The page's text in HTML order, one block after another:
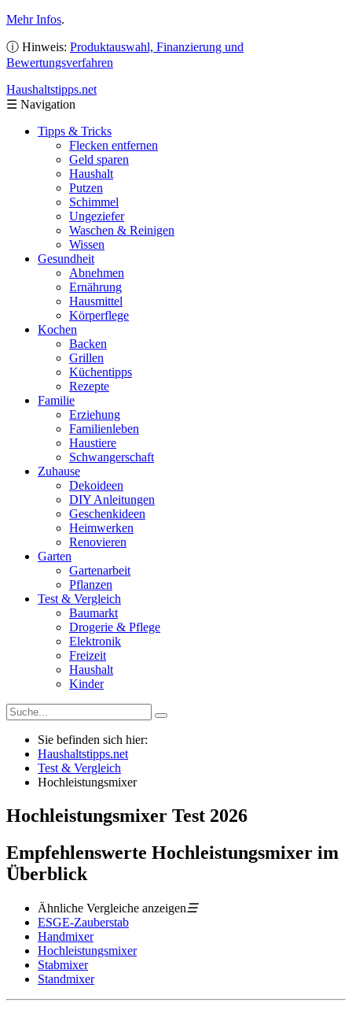
Mehr Infos.
ⓘ Hinweis: Produktauswahl, Finanzierung und
Bewertungsverfahren
Haushaltstipps.net
☰ Navigation
Tipps & Tricks
Flecken entfernen
Geld sparen
Haushalt
Putzen
Schimmel
Ungeziefer
Waschen & Reinigen
Wissen
Gesundheit
Abnehmen
Ernährung
Hausmittel
Körperflege
Kochen
Backen
Grillen
Küchentipps
Rezepte
Familie
Erziehung
Familienleben
Haustiere
Schwangerschaft
Zuhause
Dekoideen
DIY Anleitungen
Geschenkideen
Heimwerken
Renovieren
Garten
Gartenarbeit
Pflanzen
Test & Vergleich
Baumarkt
Drogerie & Pflege
Elektronik
Freizeit
Haushalt
Kinder
Sie befinden sich hier:
Haushaltstipps.net
Test & Vergleich
Hochleistungsmixer
Hochleistungsmixer Test 2026
Empfehlenswerte Hochleistungsmixer im
Überblick
Ähnliche Vergleiche anzeigen☰
ESGE-Zauberstab
Handmixer
Hochleistungsmixer
Stabmixer
Standmixer